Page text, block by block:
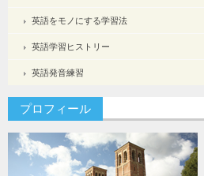
英語をモノにする学習法
英語学習ヒストリー
英語発音練習
プロフィール